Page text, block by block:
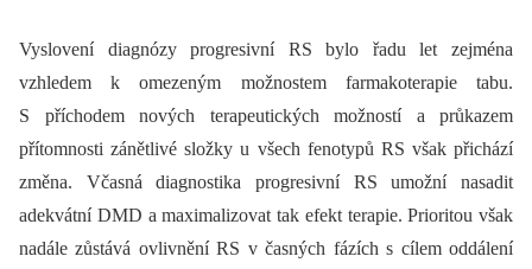
Vyslovení dia­gnózy progresivní RS bylo řadu let zejména
vzhledem k omezeným možnostem farmakoterapie tabu.
S příchodem nových terapeutických možností a průkazem
přítomnosti zánětlivé složky u všech fenotypů RS však přichází
změna. Včasná dia­gnostika progresivní RS umožní nasadit
adekvátní DMD a maximalizovat tak efekt terapie. Prioritou však
nadále zůstává ovlivnění RS v časných fázích s cílem oddálení